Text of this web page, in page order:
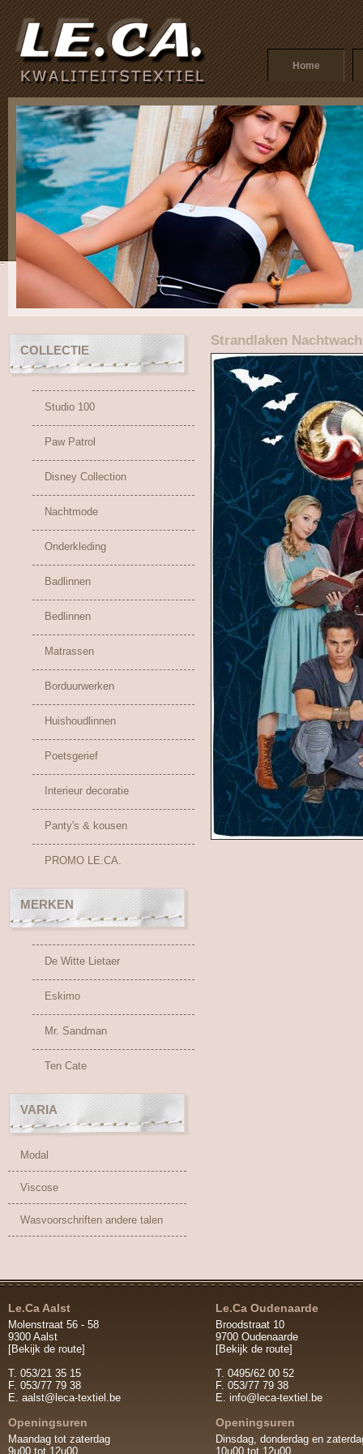
Home
COLLECTIE
Studio 100
Paw Patrol
Disney Collection
Nachtmode
Onderkleding
Badlinnen
Bedlinnen
Matrassen
Borduurwerken
Huishoudlinnen
Poetsgerief
Interieur decoratie
Panty's & kousen
PROMO LE.CA.
MERKEN
De Witte Lietaer
Eskimo
Mr. Sandman
Ten Cate
VARIA
Modal
Viscose
Wasvoorschriften andere talen
Strandlaken
Le.Ca Aalst
Molenstraat 56 - 58
9300 Aalst
[Bekijk de route]
T. 053/21 35 15
F. 053/77 79 38
E. aalst@leca-textiel.be
Openingsuren
Maandag tot zaterdag
9u00 tot 12u00
Le.Ca Oudenaarde
Broodstraat 10
9700 Oudenaarde
[Bekijk de route]
T. 0495/62 00 52
F. 053/77 79 38
E. info@leca-textiel.be
Openingsuren
Dinsdag, donderdag en
10u00 tot 12u00